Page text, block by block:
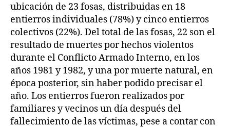
ubicación de 23 fosas, distribuidas en 18
entierros individuales (78%) y cinco entierros
colectivos (22%). Del total de las fosas, 22 son el
resultado de muertes por hechos violentos
durante el Conflicto Armado Interno, en los
años 1981 y 1982, y una por muerte natural, en
época posterior, sin haber podido precisar el
año. Los entierros fueron realizados por
familiares y vecinos un día después del
fallecimiento de las víctimas, pese a contar con